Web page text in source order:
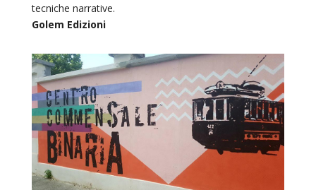
tecniche narrative.
Golem Edizioni